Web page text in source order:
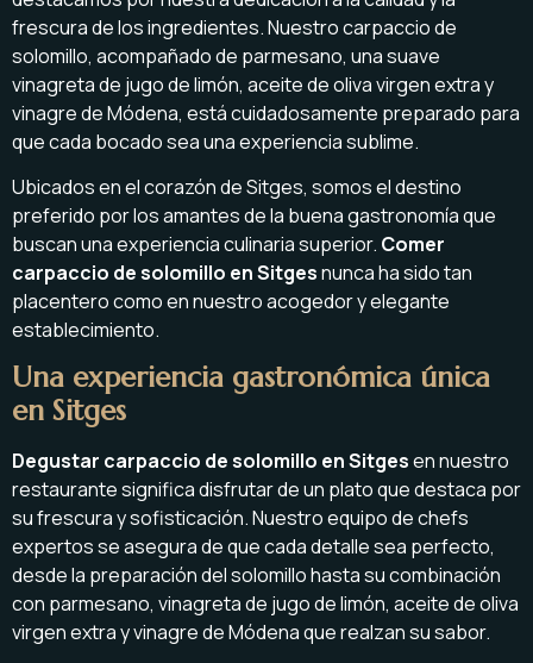
frescura de los ingredientes. Nuestro carpaccio de
solomillo, acompañado de parmesano, una suave
vinagreta de jugo de limón, aceite de oliva virgen extra y
vinagre de Módena, está cuidadosamente preparado para
que cada bocado sea una experiencia sublime.
Ubicados en el corazón de Sitges, somos el destino
preferido por los amantes de la buena gastronomía que
buscan una experiencia culinaria superior. Comer
carpaccio de solomillo en Sitgesnunca ha sido tan
placentero como en nuestro acogedor y elegante
establecimiento.
Una experiencia gastronómica única
en Sitges
Degustar carpaccio de solomillo en Sitgesen nuestro
restaurante significa disfrutar de un plato que destaca por
su frescura y sofisticación. Nuestro equipo de chefs
expertos se asegura de que cada detalle sea perfecto,
desde la preparación del solomillo hasta su combinación
con parmesano, vinagreta de jugo de limón, aceite de oliva
virgen extra y vinagre de Módena que realzan su sabor.